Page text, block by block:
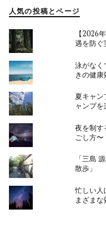
人気の投稿とページ
【2026
遇を防ぐ
泳がなく
きの健康
夏キャン
ャンプを
夜を制す
ごし方〜
「三島
散歩」
忙しい人
まざまな